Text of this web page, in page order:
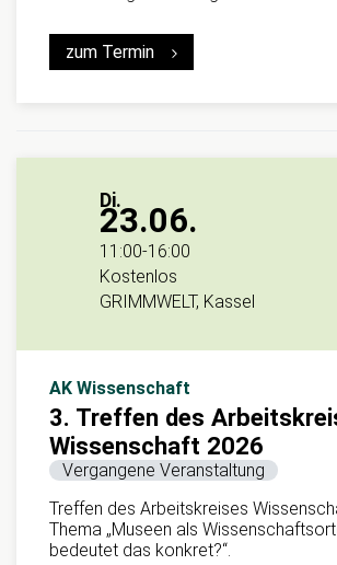
zum Termin
Di.
23.06.
11:00-16:00
Kostenlos
GRIMMWELT, Kassel
AK Wissenschaft
3. Treffen des
Wissenschaft 2026
Vergangene Veranstaltung
Treffen des Arbeitskreises
Thema „Museen als
bedeutet das konkret?“.